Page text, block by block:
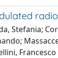
Stefania;
Francesco